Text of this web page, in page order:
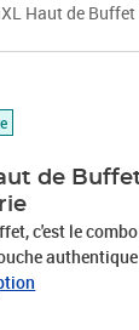
Haut de
de
c'est le
et son